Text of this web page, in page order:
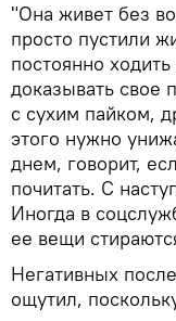
"Она живет без
просто пустили
постоянно
доказывать свое
с сухим пайком,
этого нужно
днем, говорит,
почитать. С
Иногда в
ее вещи
Негативных
ощутил,